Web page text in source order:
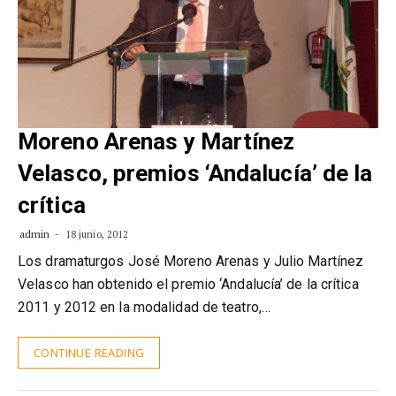
Moreno Arenas y Martínez
Velasco, premios ‘Andalucía’ de la
crítica
admin 18 junio, 2012
Los dramaturgos José Moreno Arenas y Julio Martínez
Velasco han obtenido el premio ‘Andalucía’ de la crítica
2011 y 2012 en la modalidad de teatro,…
CONTINUE READING